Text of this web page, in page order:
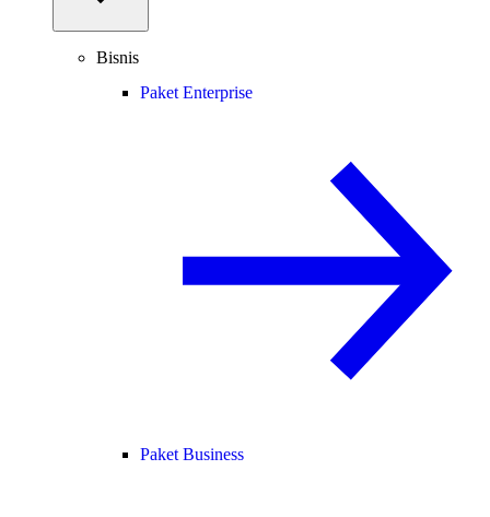
Bisnis
Paket Enterprise
Paket Business